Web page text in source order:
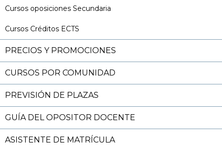
Cursos oposiciones Secundaria
Cursos Créditos ECTS
PRECIOS Y PROMOCIONES
CURSOS POR COMUNIDAD
PREVISIÓN DE PLAZAS
GUÍA DEL OPOSITOR DOCENTE
ASISTENTE DE MATRÍCULA